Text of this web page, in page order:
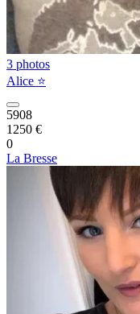
3 photos
Alice ⭐️
5908
1250 €
0
La Bresse